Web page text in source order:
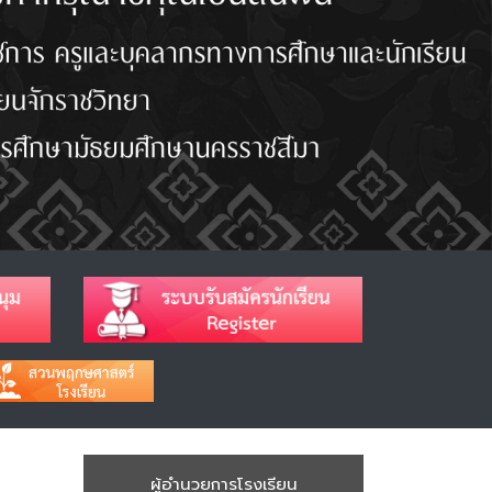
ผู้อำนวยการโรงเรียน